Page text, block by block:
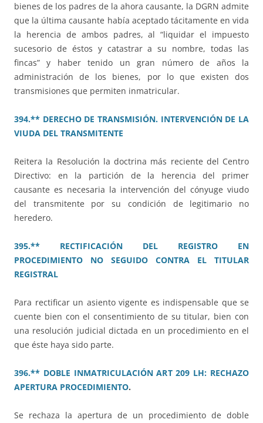
bienes de los padres de la ahora causante, la DGRN admite
que la última causante había aceptado tácitamente en vida
la herencia de ambos padres, al “liquidar el impuesto
sucesorio de éstos y catastrar a su nombre, todas las
fincas” y haber tenido un gran número de años la
administración de los bienes, por lo que existen dos
transmisiones que permiten inmatricular.
394.** DERECHO DE TRANSMISIÓN. INTERVENCIÓN DE LA
VIUDA DEL TRANSMITENTE
Reitera la Resolución la doctrina más reciente del Centro
Directivo: en la partición de la herencia del primer
causante es necesaria la intervención del cónyuge viudo
del transmitente por su condición de legitimario no
heredero.
395.** RECTIFICACIÓN DEL REGISTRO EN
PROCEDIMIENTO NO SEGUIDO CONTRA EL TITULAR
REGISTRAL
Para rectificar un asiento vigente es indispensable que se
cuente bien con el consentimiento de su titular, bien con
una resolución judicial dictada en un procedimiento en el
que éste haya sido parte.
396.** DOBLE INMATRICULACIÓN ART 209 LH: RECHAZO
APERTURA PROCEDIMIENTO.
Se rechaza la apertura de un procedimiento de doble